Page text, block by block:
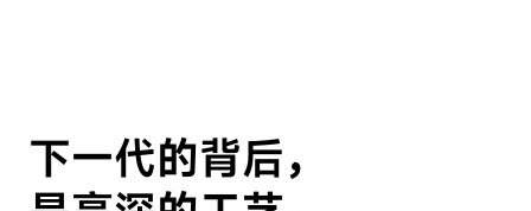
下一代的背后，